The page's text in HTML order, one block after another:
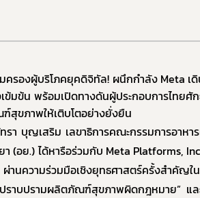
9. แผนและความก้าวหน้าในการดำเนิ
10. นโยบายด้านเทคโนโลยีสารสนเทศ
11. การปฏิบัติราชการทางอิเล็กทรอนิกส์
12. ข้อมูลการจัดซื้อจัดจ้าง
13. การประเมินคุณธรรมและความโปร่ง
14. การคุ้มครองข้อมูลส่วนบุคคล
ครองผู้บริโภคยุคดิจิทัล! ผนึกกำลัง Meta เ
ข้มข้น พร้อมเปิดทางดันผู้ประกอบการไทยศั
สุขภาพให้เติบโตอย่างยั่งยืน
เสริม เลขาธิการคณะกรรมการอาหารแ
(อย.) ได้หารือร่วมกับ Meta Platforms,
านความร่วมมือเชิงยุทธศาสตร์ครั้งสำคัญ
ราบปรามผลิตภัณฑ์สุขภาพผิดกฎหมาย” แล